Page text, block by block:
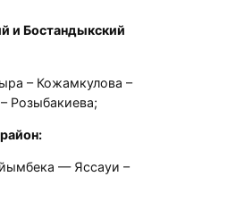
и Бостандыкский
– Кожамкулова –
Розыбакиева;
— Яссауи –